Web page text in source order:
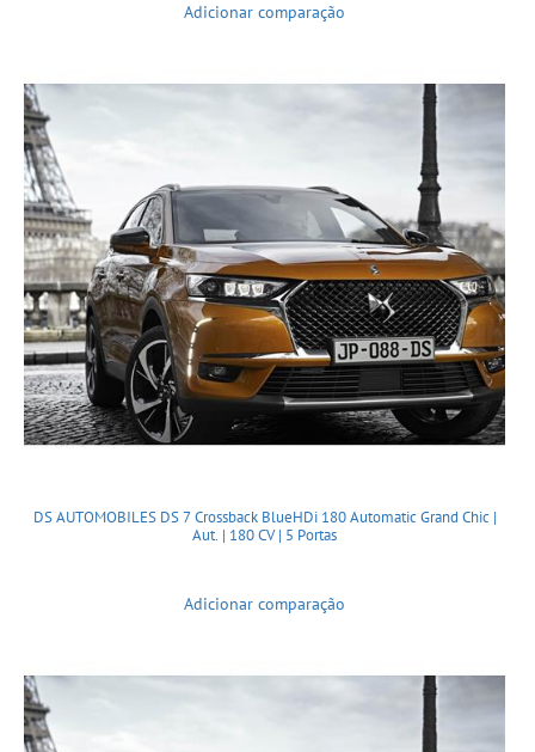
Adicionar comparação
DS AUTOMOBILES DS 7 Crossback BlueHDi 180 Automatic Grand Chic |
Aut. | 180 CV | 5 Portas
Adicionar comparação